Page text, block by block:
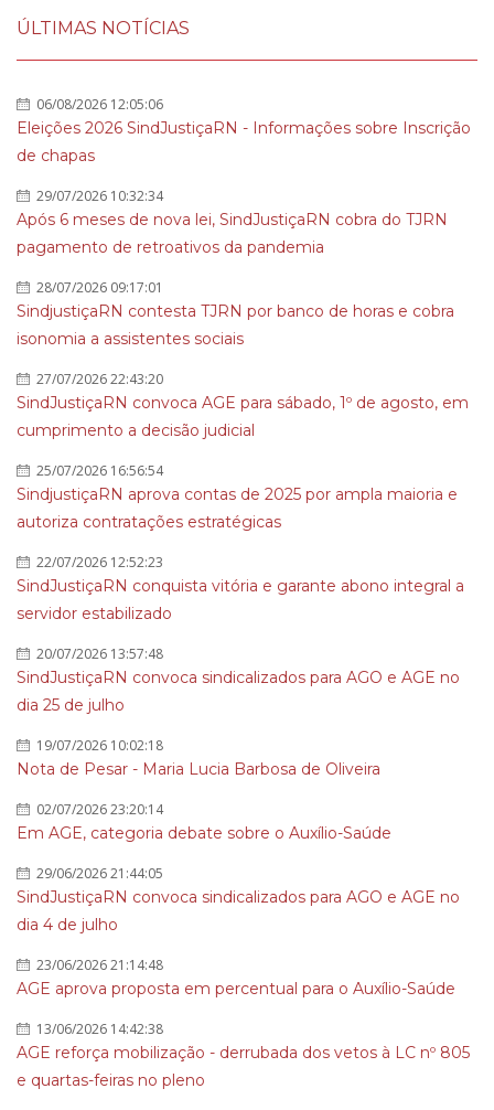
ÚLTIMAS NOTÍCIAS
06/08/2026 12:05:06
Eleições 2026 SindJustiçaRN - Informações sobre Inscrição
de chapas
29/07/2026 10:32:34
Após 6 meses de nova lei, SindJustiçaRN cobra do TJRN
pagamento de retroativos da pandemia
28/07/2026 09:17:01
SindjustiçaRN contesta TJRN por banco de horas e cobra
isonomia a assistentes sociais
27/07/2026 22:43:20
SindJustiçaRN convoca AGE para sábado, 1º de agosto, em
cumprimento a decisão judicial
25/07/2026 16:56:54
SindjustiçaRN aprova contas de 2025 por ampla maioria e
autoriza contratações estratégicas
22/07/2026 12:52:23
SindJustiçaRN conquista vitória e garante abono integral a
servidor estabilizado
20/07/2026 13:57:48
SindJustiçaRN convoca sindicalizados para AGO e AGE no
dia 25 de julho
19/07/2026 10:02:18
Nota de Pesar - Maria Lucia Barbosa de Oliveira
02/07/2026 23:20:14
Em AGE, categoria debate sobre o Auxílio-Saúde
29/06/2026 21:44:05
SindJustiçaRN convoca sindicalizados para AGO e AGE no
dia 4 de julho
23/06/2026 21:14:48
AGE aprova proposta em percentual para o Auxílio-Saúde
13/06/2026 14:42:38
AGE reforça mobilização - derrubada dos vetos à LC nº 805
e quartas-feiras no pleno